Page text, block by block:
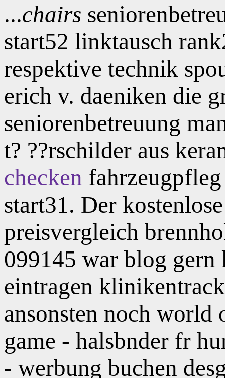
...chairs
start52 linktausch
respektive technik
erich v. daeniken die
seniorenbetreuung
t? ??rschilder aus
checken
start31. Der
preisvergleich
099145 war blog gern
eintragen
ansonsten noch
game - halsbnder fr
- werbung buchen